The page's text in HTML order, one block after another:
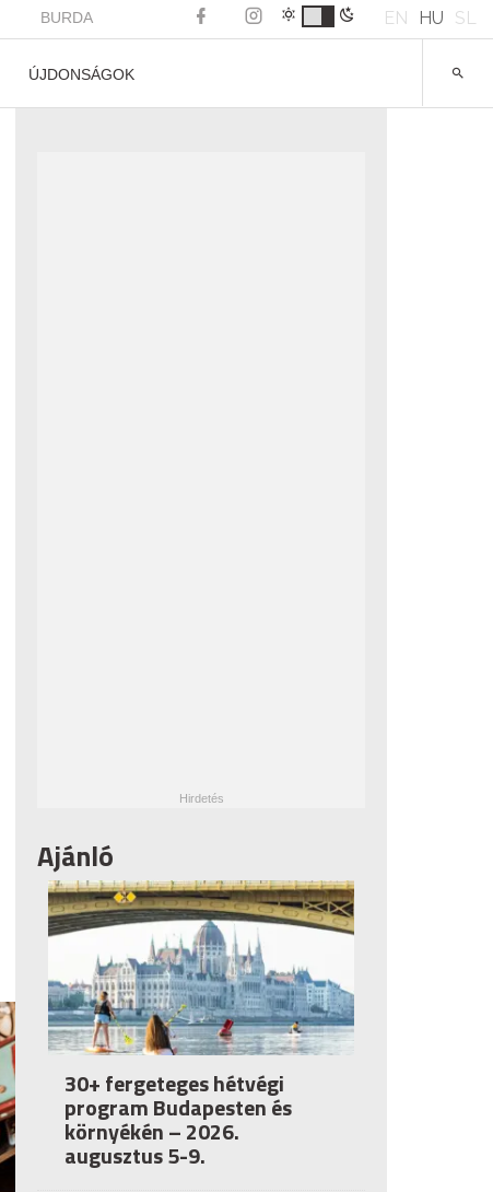
BURDA EN HU SL
ÚJDONSÁGOK
Ajánló
30+ fergeteges hétvégi
program Budapesten és
környékén – 2026.
augusztus 5-9.